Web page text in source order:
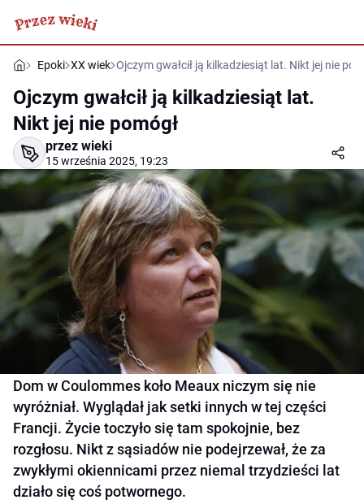
Epoki XX wiek Ojczym gwałcił ją kilkadziesiąt lat. Nikt jej nie
Ojczym gwałcił ją kilkadziesiąt lat.
Nikt jej nie pomógł
przez wieki
15 września 2025, 19:23
Dom w Coulommes koło Meaux niczym się nie
wyróżniał. Wyglądał jak setki innych w tej części
Francji. Życie toczyło się tam spokojnie, bez
rozgłosu. Nikt z sąsiadów nie podejrzewał, że za
zwykłymi okiennicami przez niemal trzydzieści lat
działo się coś potwornego.